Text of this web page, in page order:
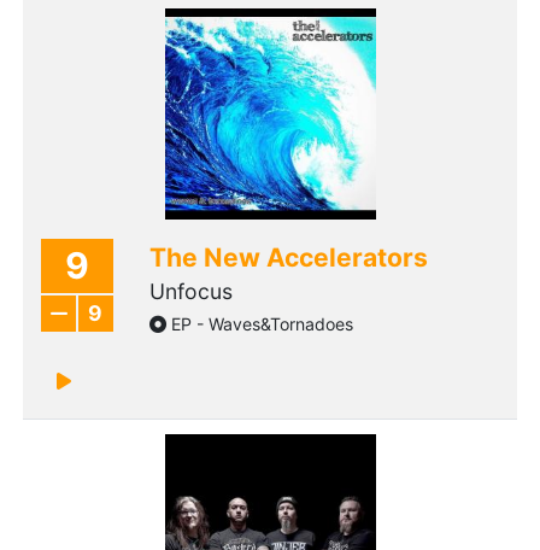
9
9
The New Accelerators
Unfocus
EP - Waves&Tornadoes